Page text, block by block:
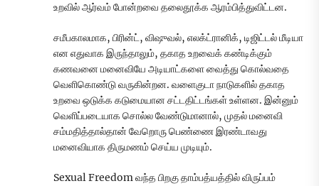
உறவில் ஆர்வம் போன்றவை தலைதூக்க ஆரம்பித்துவிட்டன.
சமீபகாலமாக, பிரின்ட், விஷுவல், எலக்ட்ரானிக், டிஜிட்டல் மீடியா
என எதுவாக இருந்தாலும், தகாத உறவைக் கண்டிக்கும்
கணவனை மனைவியே அடியாட்களை வைத்து கொல்வதை
வெளிகொண்டு வருகின்றன. வளைகுடா நாடுகளில் தகாத
உறவை ஒடுக்க கடுமையான சட்டதிட்டங்கள் உள்ளன. இன்னும்
வெளிப்படையாக சொல்ல வேண்டுமானால், முதல் மனைவி
சம்மதித்தால்தான் வேறொரு பெண்ணை இரண்டாவது
மனைவியாக திருமணம் செய்ய முடியும்.
Sexual Freedom வந்த பிறகு தாம்பத்யத்தில் விருப்பம்